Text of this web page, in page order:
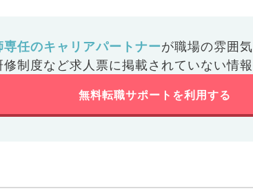
専任のキャリアパートナーが職場の雰囲
修制度など求人票に掲載されていない情報
無料転職サポートを利用する